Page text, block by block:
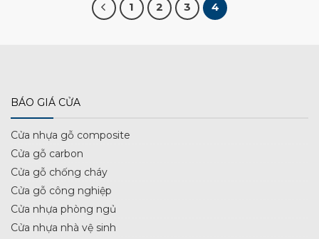
3.588.000 ₫.
1 2 3 4
BÁO GIÁ CỬA
Cửa nhựa gỗ composite
Cửa gỗ carbon
Cửa gỗ chống cháy
Cửa gỗ công nghiệp
Cửa nhựa phòng ngủ
Cửa nhựa nhà vệ sinh